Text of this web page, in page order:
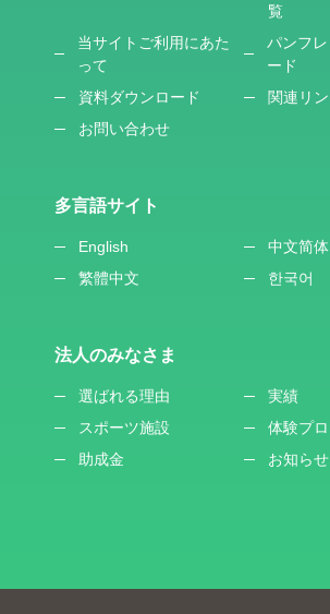
覧
当サイトご利用にあた
って
パンフ
ード
資料ダウンロード
関連リ
お問い合わせ
多言語サイト
English
中文简体
繁體中文
한국어
法人のみなさま
選ばれる理由
実績
スポーツ施設
体験プ
助成金
お知らせ